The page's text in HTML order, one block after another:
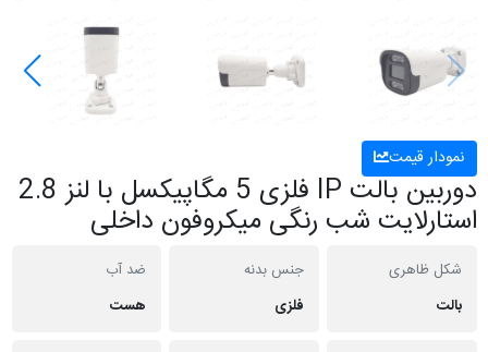
نمودار قیمت
دوربین بالت IP فلزی 5 مگاپیکسل با لنز 2.8
استارلایت شب رنگی میکروفون داخلی
شکل ظاهری
بالت
جنس بدنه
فلزی
ضد آب
هست